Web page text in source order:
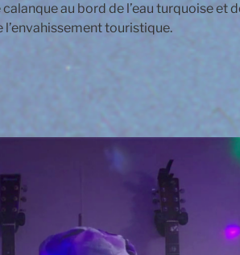
au bord de l’eau turquoise et
l’envahissement touristique.